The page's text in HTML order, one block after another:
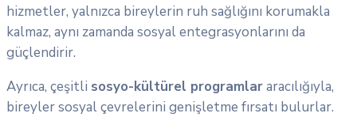
hizmetler, yalnızca bireylerin ruh sağlığını korumakla
kalmaz, aynı zamanda sosyal entegrasyonlarını da
güçlendirir.
Ayrıca, çeşitli sosyo-kültürel programlararacılığıyla,
bireyler sosyal çevrelerini genişletme fırsatı bulurlar.